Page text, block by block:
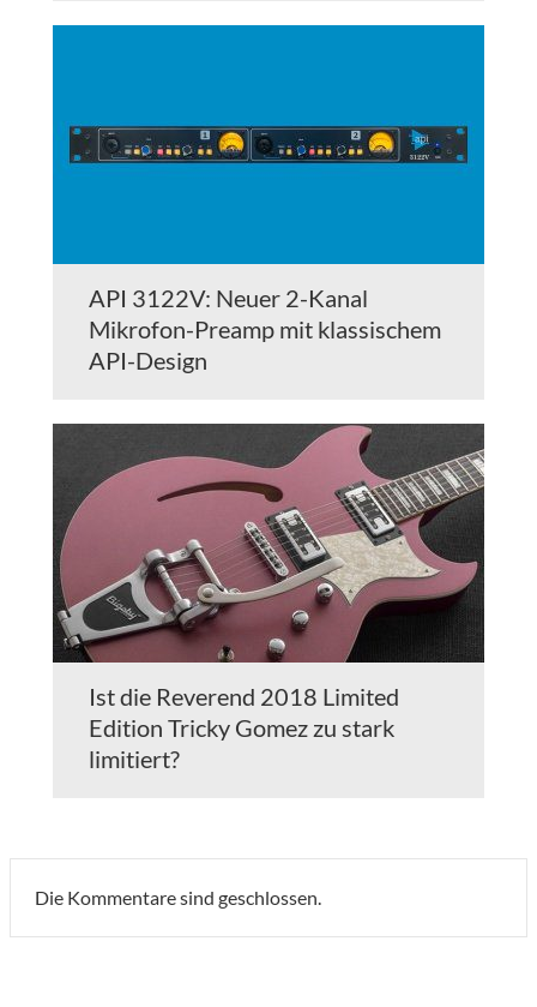
API 3122V: Neuer 2-Kanal
Mikrofon-Preamp mit klassischem
API-Design
Ist die Reverend 2018 Limited
Edition Tricky Gomez zu stark
limitiert?
Die Kommentare sind geschlossen.